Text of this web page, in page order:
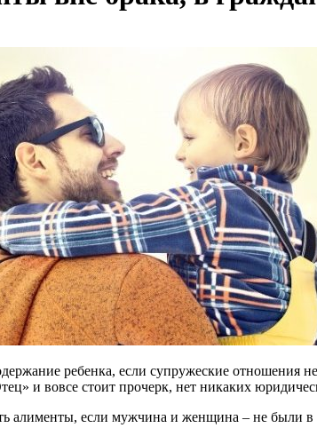
ребенка, если супружеские отношения
и вовсе стоит прочерк, нет никаких
алименты, если мужчина и женщина – не были в